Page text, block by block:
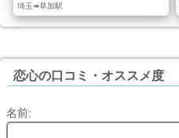
埼玉➠草加駅
恋心の口コミ・オススメ度
名前: